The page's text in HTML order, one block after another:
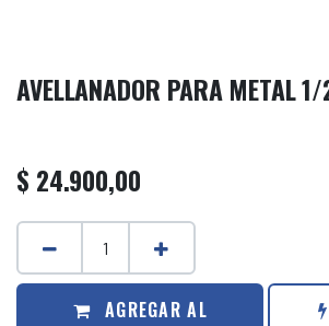
AVELLANADOR PARA METAL
$ 24.900,00
AGREGAR AL